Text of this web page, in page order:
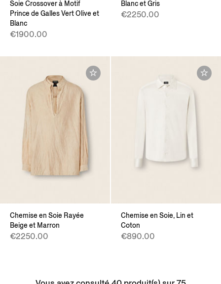
Soie Crossover à Motif
Prince de Galles Vert Olive et
Blanc
€1900.00
Blanc et Gris
€2250.00
Chemise en Soie Rayée
Beige et Marron
€2250.00
Chemise en Soie, Lin et
Coton
€890.00